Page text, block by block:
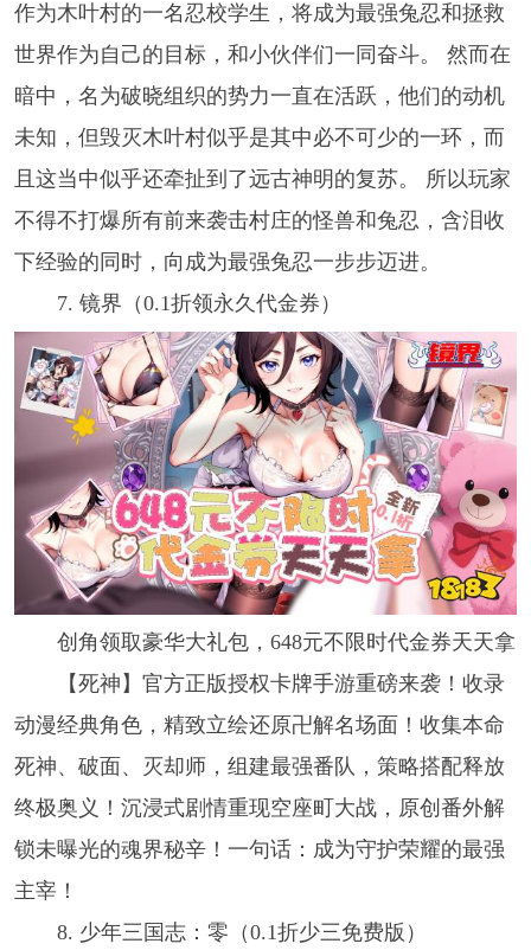
作为木叶村的一名忍校学生，将成为最强兔忍和拯救
世界作为自己的目标，和小伙伴们一同奋斗。 然而在
暗中，名为破晓组织的势力一直在活跃，他们的动机
未知，但毁灭木叶村似乎是其中必不可少的一环，而
且这当中似乎还牵扯到了远古神明的复苏。 所以玩家
不得不打爆所有前来袭击村庄的怪兽和兔忍，含泪收
下经验的同时，向成为最强兔忍一步步迈进。
7. 镜界（0.1折领永久代金券）
创角领取豪华大礼包，648元不限时代金券天天拿
【死神】官方正版授权卡牌手游重磅来袭！收录
动漫经典角色，精致立绘还原卍解名场面！收集本命
死神、破面、灭却师，组建最强番队，策略搭配释放
终极奥义！沉浸式剧情重现空座町大战，原创番外解
锁未曝光的魂界秘辛！一句话：成为守护荣耀的最强
主宰！
8. 少年三国志：零（0.1折少三免费版）